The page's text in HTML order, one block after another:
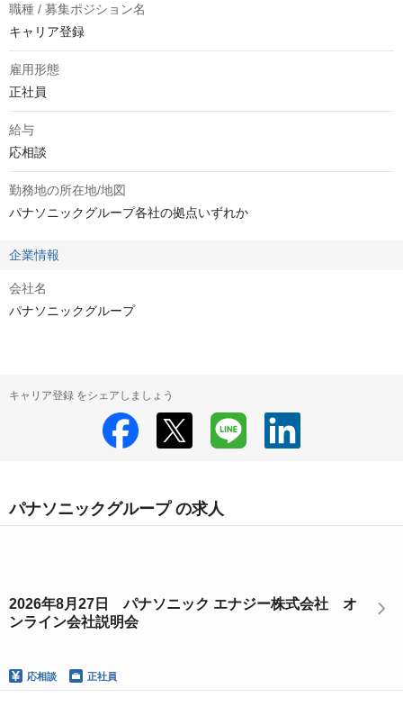
職種 / 募集ポジション名
キャリア登録
雇用形態
正社員
給与
応相談
勤務地の所在地/地図
パナソニックグループ各社の拠点いずれか
企業情報
会社名
パナソニックグループ
キャリア登録 をシェアしましょう
パナソニックグループ の求人
2026年8月27日 パナソニック エナジー株式会社 オ
ンライン会社説明会
応相談 正社員